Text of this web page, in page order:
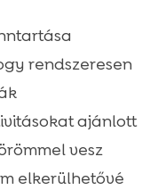
rendszeresen
ajánlott
vesz
elkerülhetővé